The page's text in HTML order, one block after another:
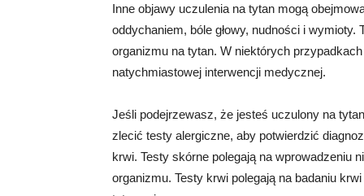
Inne objawy uczulenia na tytan mogą
oddychaniem, bóle głowy, nudności i
organizmu na tytan. W niektórych
natychmiastowej interwencji medycznej.
Jeśli podejrzewasz, że jesteś uczulony na
zlecić testy alergiczne, aby potwierdzić
krwi. Testy skórne polegają na wprowadzeniu
organizmu. Testy krwi polegają na badaniu